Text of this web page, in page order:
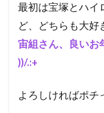
最初は宝塚とハイ
ど、どちらも大好
宙組さん、良いお
))/.:+
よろしければポチ